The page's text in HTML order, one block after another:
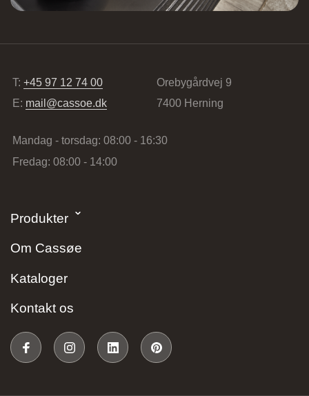
T:+45 97 12 74 00
E: mail@cassoe.dk
Orebygårdvej 9
7400 Herning
Mandag - torsdag: 08:00 - 16:30
Fredag: 08:00 - 14:00
Produkter
Om Cassøe
Kataloger
Kontakt os
Industrivænget 16, 3400 Hillerød, Danmark
JKE Design – Glostrup